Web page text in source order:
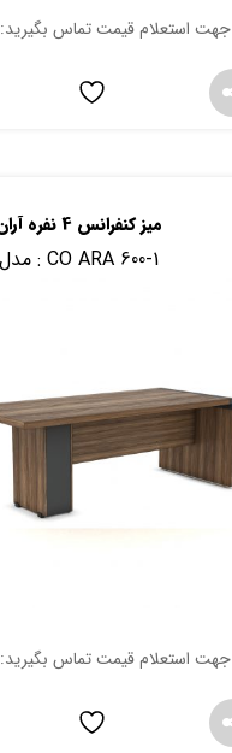
جهت استعلام قیمت تماس بگیرید: 90009393
میز کنفرانس 4 نفره آران
مدل :CO ARA 600-1
جهت استعلام قیمت تماس بگیرید: 90009393